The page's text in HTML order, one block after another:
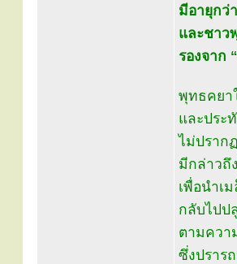
มีอายุกว่า
และชาว
รองจาก
พุทธคยา
และประ
ไม่ปราก
มีกล่าวถึ
เพื่อนำเ
กลับไปป
ตามควา
ซึ่งปราร